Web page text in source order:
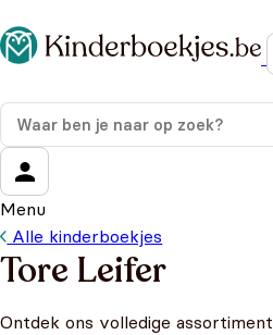
Menu
Alle kinderboekjes
Tore Leifer
Ontdek ons volledige assortiment